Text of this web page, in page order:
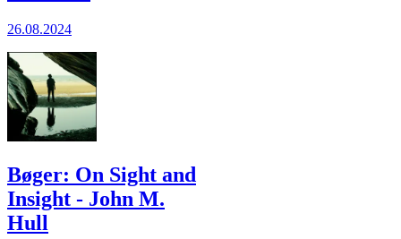
26.08.2024
Bøger: On Sight and
Insight - John M.
Hull